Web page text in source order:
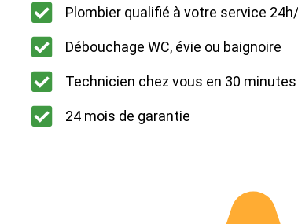
Plombier qualifié à votre service
Débouchage WC, évie ou baignoire
Technicien chez vous en 30 minutes
24 mois de garantie